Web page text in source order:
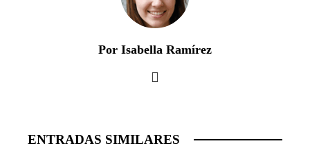
Por Isabella Ramírez
ENTRADAS SIMILARES